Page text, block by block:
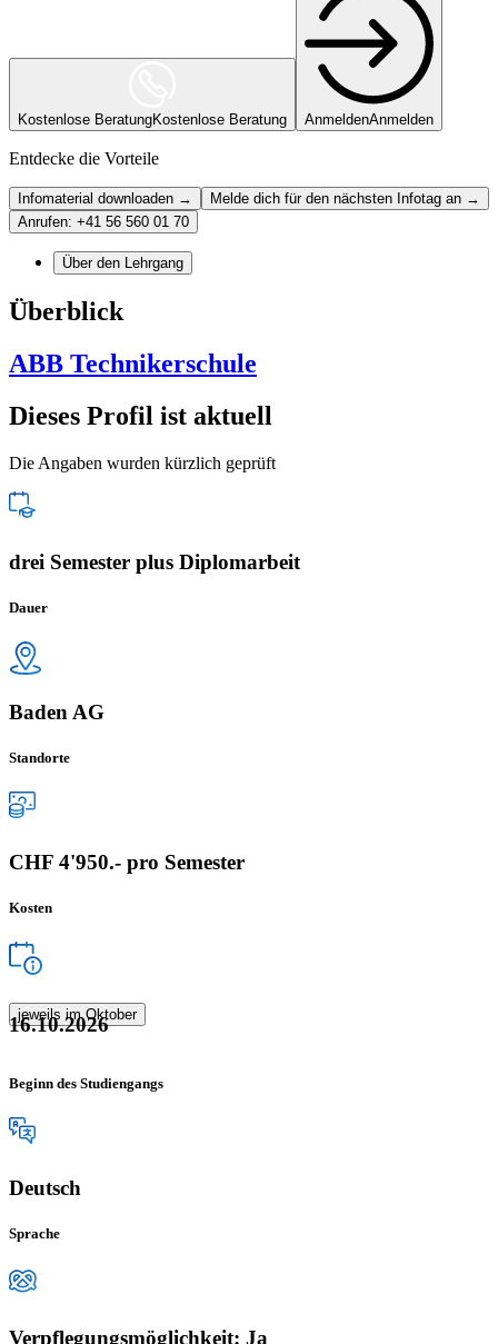
Kostenlose BeratungKostenlose Beratung AnmeldenAnmelden
Entdecke die Vorteile
Infomaterial downloaden →
Melde dich für den nächsten Infotag an →
Anrufen: +41 56 560 01 70
Über den Lehrgang
Überblick
ABB Technikerschule
Dieses Profil ist aktuell
Die Angaben wurden kürzlich geprüft
drei Semester plus Diplomarbeit
Dauer
Baden AG
Standorte
CHF 4'950.- pro Semester
Kosten
jeweils im Oktober
16.10.2026
Beginn des Studiengangs
Deutsch
Sprache
Verpflegungsmöglichkeit: Ja